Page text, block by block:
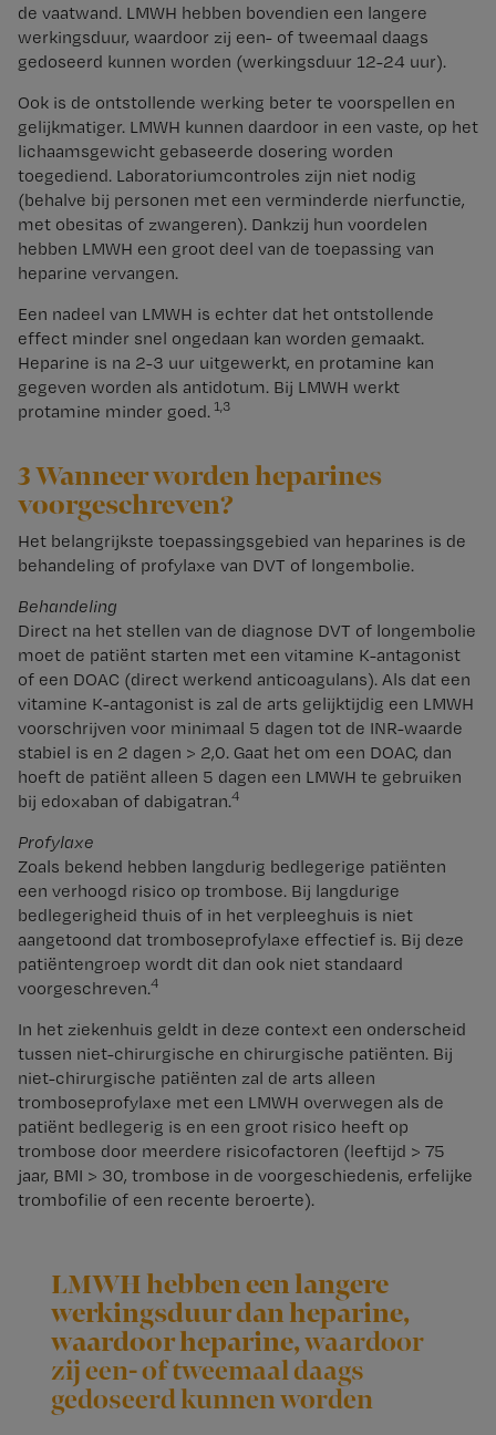
de vaatwand. LMWH hebben bovendien een langere
werkingsduur, waardoor zij een- of tweemaal daags
gedoseerd kunnen worden (werkingsduur 12-24 uur).
Ook is de ontstollende werking beter te voorspellen en
gelijkmatiger. LMWH kunnen daardoor in een vaste, op het
lichaamsgewicht gebaseerde dosering worden
toegediend. Laboratoriumcontroles zijn niet nodig
(behalve bij personen met een verminderde nierfunctie,
met obesitas of zwangeren). Dankzij hun voordelen
hebben LMWH een groot deel van de toepassing van
heparine vervangen.
Een nadeel van LMWH is echter dat het ontstollende
effect minder snel ongedaan kan worden gemaakt.
Heparine is na 2-3 uur uitgewerkt, en protamine kan
gegeven worden als antidotum. Bij LMWH werkt
protamine minder goed. 1,3
3 Wanneer worden heparines
voorgeschreven?
Het belangrijkste toepassingsgebied van heparines is de
behandeling of profylaxe van DVT of longembolie.
Behandeling
Direct na het stellen van de diagnose DVT of longembolie
moet de patiënt starten met een vitamine K-antagonist
of een DOAC (direct werkend anticoagulans). Als dat een
vitamine K-antagonist is zal de arts gelijktijdig een LMWH
voorschrijven voor minimaal 5 dagen tot de INR-waarde
stabiel is en 2 dagen > 2,0. Gaat het om een DOAC, dan
hoeft de patiënt alleen 5 dagen een LMWH te gebruiken
bij edoxaban of dabigatran.4
Profylaxe
Zoals bekend hebben langdurig bedlegerige patiënten
een verhoogd risico op trombose. Bij langdurige
bedlegerigheid thuis of in het verpleeghuis is niet
aangetoond dat tromboseprofylaxe effectief is. Bij deze
patiëntengroep wordt dit dan ook niet standaard
voorgeschreven.4
In het ziekenhuis geldt in deze context een onderscheid
tussen niet-chirurgische en chirurgische patiënten. Bij
niet-chirurgische patiënten zal de arts alleen
tromboseprofylaxe met een LMWH overwegen als de
patiënt bedlegerig is en een groot risico heeft op
trombose door meerdere risicofactoren (leeftijd > 75
jaar, BMI > 30, trombose in de voorgeschiedenis, erfelijke
trombofilie of een recente beroerte).
LMWH hebben een langere
werkingsduur dan heparine,
waardoor heparine,waardoor
zij een- of tweemaal daags
gedoseerd kunnen worden